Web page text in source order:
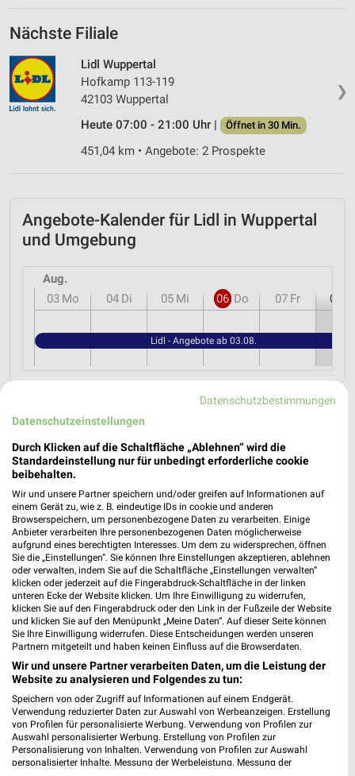
Nächste Filiale
❯
Lidl Wuppertal
Hofkamp 113-119
42103 Wuppertal
Heute 07:00 - 21:00 Uhr |
Öffnet in 30 Min.
451,04 km • Angebote: 2 Prospekte
Angebote-Kalender für Lidl in Wuppertal
und Umgebung
Aug.
03 Mo 04 Di 05 Mi 06 Do 07 Fr 08
Lidl - Angebote ab 03.08.
MEHR PROSPEKTE
weekli Magazin
Erlebe mit Lidl und Andre Agassi die neuesten Silvercrest Küchengeräte Mit Lidl Plus 3 für 2 - im laut DtGv besten Backshop
Datenschutzbestimmungen
Datenschutzeinstellungen
Durch Klicken auf die Schaltfläche „Ablehnen“ wird die
Standardeinstellung nur für unbedingt erforderliche cookie
beibehalten.
Wir und unsere Partner speichern und/oder greifen auf Informationen auf
einem Gerät zu, wie z. B. eindeutige IDs in cookie und anderen
Browserspeichern, um personenbezogene Daten zu verarbeiten. Einige
Anbieter verarbeiten Ihre personenbezogenen Daten möglicherweise
aufgrund eines berechtigten Interesses. Um dem zu widersprechen, öffnen
Sie die „Einstellungen“. Sie können Ihre Einstellungen akzeptieren, ablehnen
oder verwalten, indem Sie auf die Schaltfläche „Einstellungen verwalten“
klicken oder jederzeit auf die Fingerabdruck-Schaltfläche in der linken
unteren Ecke der Website klicken. Um Ihre Einwilligung zu widerrufen,
klicken Sie auf den Fingerabdruck oder den Link in der Fußzeile der Website
und klicken Sie auf den Menüpunkt „Meine Daten“. Auf dieser Seite können
Sie Ihre Einwilligung widerrufen. Diese Entscheidungen werden unseren
Partnern mitgeteilt und haben keinen Einfluss auf die Browserdaten.
Wir und unsere Partner verarbeiten Daten, um die Leistung der
Website zu analysieren und Folgendes zu tun:
Speichern von oder Zugriff auf Informationen auf einem Endgerät.
Verwendung reduzierter Daten zur Auswahl von Werbeanzeigen. Erstellung
von Profilen für personalisierte Werbung. Verwendung von Profilen zur
Auswahl personalisierter Werbung. Erstellung von Profilen zur
Personalisierung von Inhalten. Verwendung von Profilen zur Auswahl
personalisierter Inhalte. Messung der Werbeleistung. Messung der